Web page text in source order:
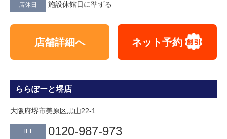
店休日 施設休館日に準ずる
店舗詳細へ ネット予約
ららぽーと堺店
大阪府堺市美原区黒山22-1
TEL 0120-987-973